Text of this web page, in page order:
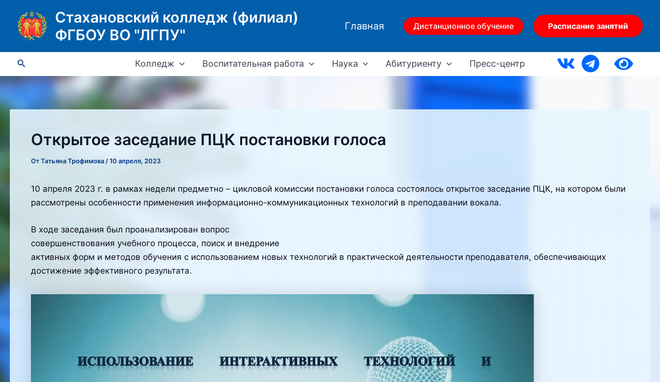
содержимому
Стахановский колледж (филиал)
ФГБОУ ВО "ЛГПУ"
Главная Дистанционное обучение Расписание занятий
Поиск Колледж Воспитательная работа Наука Абитуриенту Пресс-центр
Открытое заседание ПЦК постановки голоса
ОтТатьяна Трофимова /10 апреля, 2023
10 апреля 2023 г. в рамках недели предметно – цикловой комиссии постановки голоса состоялось открытое заседание ПЦК, на котором были
рассмотрены особенности применения информационно-коммуникационных технологий в преподавании вокала.
В ходе заседания был проанализирован вопрос
совершенствования учебного процесса, поиск и внедрение
активных форм и методов обучения с использованием новых технологий в практической деятельности преподавателя, обеспечивающих
достижение эффективного результата.